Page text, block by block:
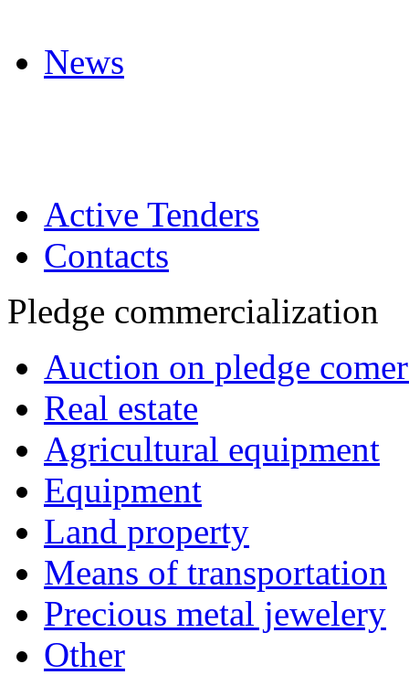
News
Active Tenders
Contacts
Pledge commercialization
Auction on pledge
Real estate
Agricultural equipment
Equipment
Land property
Means of transportation
Precious metal jewelery
Other